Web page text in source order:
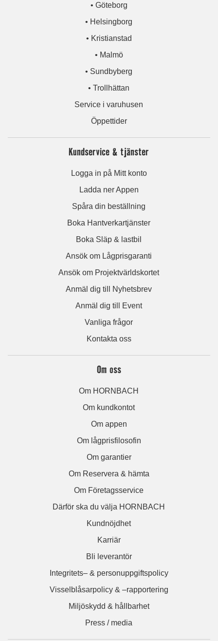
• Göteborg
• Helsingborg
• Kristianstad
• Malmö
• Sundbyberg
• Trollhättan
Service i varuhusen
Öppettider
Kundservice & tjänster
Logga in på Mitt konto
Ladda ner Appen
Spåra din beställning
Boka Hantverkartjänster
Boka Släp & lastbil
Ansök om Lågprisgaranti
Ansök om Projektvärldskortet
Anmäl dig till Nyhetsbrev
Anmäl dig till Event
Vanliga frågor
Kontakta oss
Om oss
Om HORNBACH
Om kundkontot
Om appen
Om lågprisfilosofin
Om garantier
Om Reservera & hämta
Om Företagsservice
Därför ska du välja HORNBACH
Kundnöjdhet
Karriär
Bli leverantör
Integritets– & personuppgiftspolicy
Visselblåsarpolicy & –rapportering
Miljöskydd & hållbarhet
Press / media